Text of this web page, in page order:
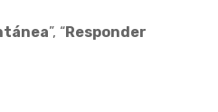
”, “Responder